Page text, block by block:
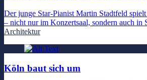
Der junge Star-Pianist Martin Stadtfeld
– nicht nur im Konzertsaal, sondern auch in
Architektur
Köln baut sich um